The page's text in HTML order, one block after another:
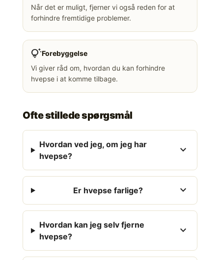
Når det er muligt, fjerner vi også reden for at
forhindre fremtidige problemer.
tips_and_updatesForebyggelse
Vi giver råd om, hvordan du kan forhindre
hvepse i at komme tilbage.
Ofte stillede spørgsmål
Hvordan ved jeg, om jeg har
hvepse?
expand_more
Er hvepse farlige? expand_more
Hvordan kan jeg selv fjerne
hvepse?
expand_more